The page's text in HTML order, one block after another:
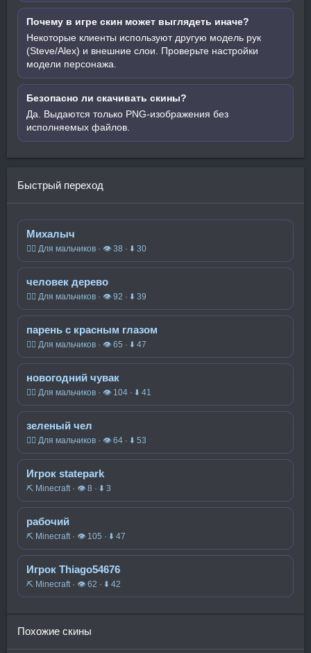
Почему в игре скин может выглядеть иначе?
Некоторые клиенты используют другую модель рук
(Steve/Alex) и внешние слои. Проверьте настройки
модели персонажа.
Безопасно ли скачивать скины?
Да. Выдаются только PNG-изображения без
исполняемых файлов.
Быстрый переход
Михалыч
🧍‍♂️ Для мальчиков · 👁 38 · ⬇ 30
человек дерево
🧍‍♂️ Для мальчиков · 👁 92 · ⬇ 39
парень с красным глазом
🧍‍♂️ Для мальчиков · 👁 65 · ⬇ 47
новогодний чувак
🧍‍♂️ Для мальчиков · 👁 104 · ⬇ 41
зеленый чел
🧍‍♂️ Для мальчиков · 👁 64 · ⬇ 53
Игрок statepark
⛏️ Minecraft · 👁 8 · ⬇ 3
рабочий
⛏️ Minecraft · 👁 105 · ⬇ 47
Игрок Thiago54676
⛏️ Minecraft · 👁 62 · ⬇ 42
Похожие скины